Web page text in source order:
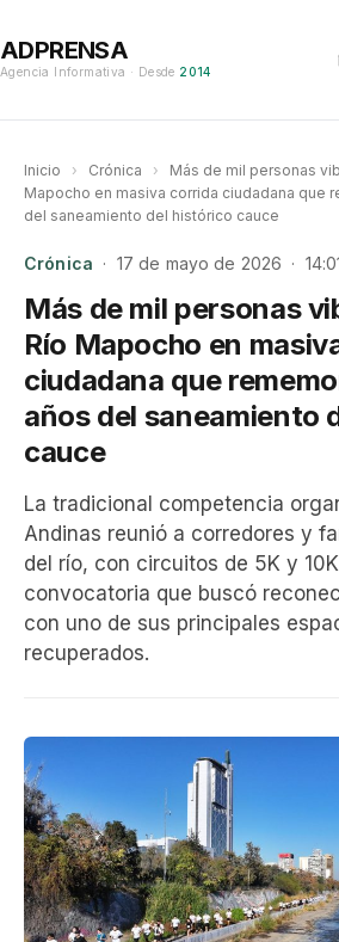
ADPRENSA
Agencia Informativa · Desde 2014
Inicio › Crónica ›
Más de mil personas
Mapocho en masiva corrida ciudadana que
del saneamiento del histórico cauce
Crónica · 17 de mayo de 2026 ·
Más de mil personas
Río Mapocho en
ciudadana que
años del saneamiento
cauce
La tradicional competencia
Andinas reunió a corredores y
del río, con circuitos de 5K y
convocatoria que buscó
con uno de sus principales
recuperados.